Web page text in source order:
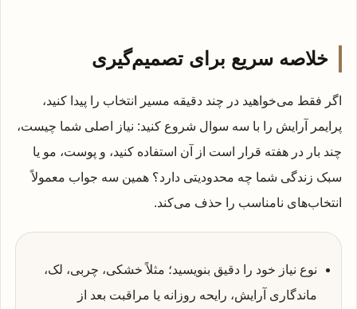
خلاصه سریع برای تصمیم‌گیری
اگر فقط می‌خواهید در چند دقیقه مسیر انتخاب را پیدا کنید،
پرایمر آرایش را با سه سوال شروع کنید: نیاز اصلی شما چیست،
چند بار در هفته قرار است از آن استفاده کنید، و پوست، مو یا
سبک زندگی شما چه محدودیتی دارد؟ همین سه جواب معمولاً
انتخاب‌های نامناسب را حذف می‌کند.
نوع نیاز خود را دقیق بنویسید؛ مثلاً خشکی، چربی، لک،
ماندگاری آرایش، رایحه روزانه یا مراقبت بعد از